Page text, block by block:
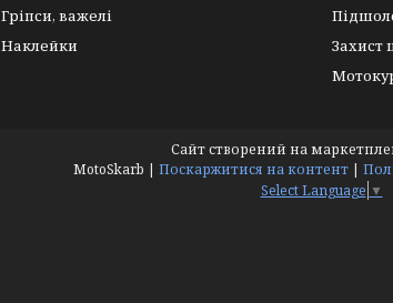
Гріпси, важелі
Наклейки
Захист
Сайт створений на
MotoSkarb | Поскаржитися на контент |
Select Language ▼